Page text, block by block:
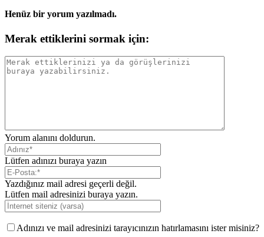
Henüz bir yorum yazılmadı.
Merak ettiklerini sormak için:
Yorum alanını doldurun.
Lütfen adınızı buraya yazın
Yazdığınız mail adresi geçerli değil.
Lütfen mail adresinizi buraya yazın.
Adınızı ve mail adresinizi tarayıcınızın hatırlamasını ister misiniz?